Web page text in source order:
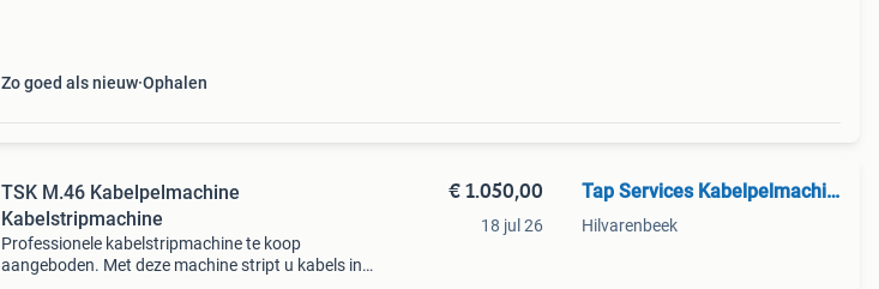
Zo goed als nieuw Ophalen
TSK M.46 Kabelpelmachine
Kabelstripmachine
Professionele kabelstripmachine te koop
aangeboden. Met deze machine stript u kabels in
€ 1.050,00
18 jul 26
Tap Services Kabelpelmachines
Hilvarenbeek